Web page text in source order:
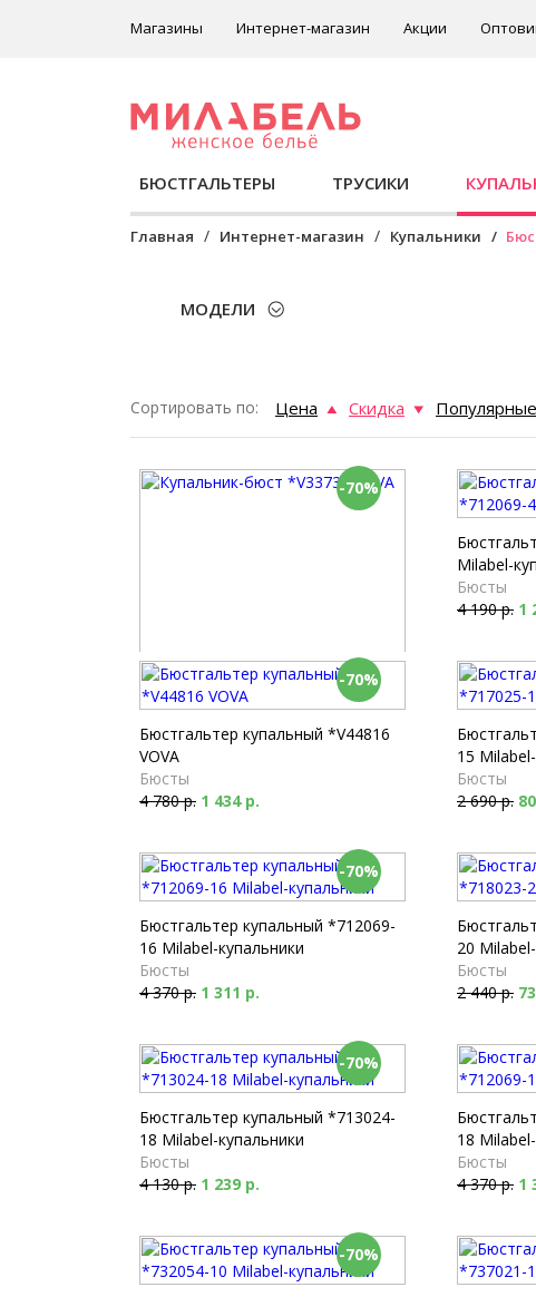
Магазины Интернет-магазин Акции
БЮСТГАЛЬТЕРЫ ТРУСИКИ
Главная Интернет-магазин Купальники
МОДЕЛИ
Сортировать по: Цена Скидка Популярные
-70%
Купальник-бюст *V33735 VOVA
Бюсты
5 130 р. 1 539 р.
Milabel-
Бюсты
4 190 р. 1
-70%
Бюстгальтер купальный *V44816
VOVA
Бюсты
4 780 р. 1 434 р.
15
Бюсты
2 690 р.
-70%
Бюстгальтер купальный *712069-
16 Milabel-купальники
Бюсты
4 370 р. 1 311 р.
20
Бюсты
2 440 р.
-70%
Бюстгальтер купальный *713024-
18 Milabel-купальники
Бюсты
4 130 р. 1 239 р.
18
Бюсты
4 370 р. 1
-70%